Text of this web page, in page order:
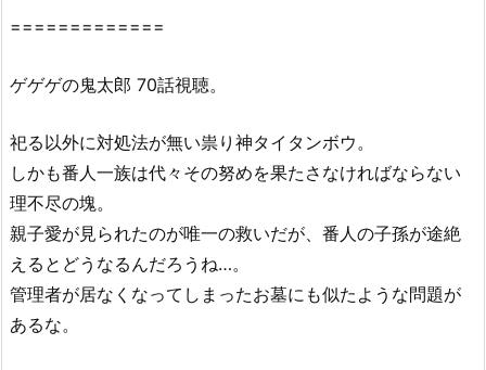
(第
作)
0
話』
を
無
法
で
=============
ゲゲゲの鬼太郎 70話視聴。
祀る以外に対処法が無い祟り神タイタンボウ。
しかも番人一族は代々その努めを果たさなければならない
理不尽の塊。
親子愛が見られたのが唯一の救いだが、番人の子孫が途絶
えるとどうなるんだろうね…。
管理者が居なくなってしまったお墓にも似たような問題が
あるな。